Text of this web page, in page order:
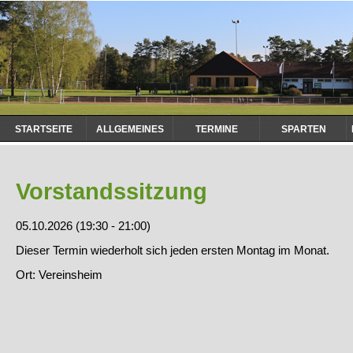
Navigation
überspringen
STARTSEITE ALLGEMEINES TERMINE SPARTEN
Vorstandssitzung
05.10.2026 (19:30 - 21:00)
Dieser Termin wiederholt sich jeden ersten Montag im Monat.
Ort: Vereinsheim